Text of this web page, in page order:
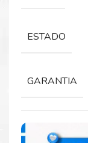
ESTADO
GARANTIA